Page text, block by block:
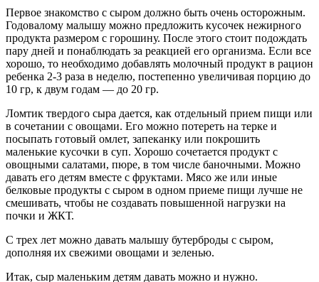
Первое знакомство с сыром должно быть очень осторожным.
Годовалому малышу можно предложить кусочек нежирного
продукта размером с горошину. После этого стоит подождать
пару дней и понаблюдать за реакцией его организма. Если все
хорошо, то необходимо добавлять молочный продукт в рацион
ребенка 2-3 раза в неделю, постепенно увеличивая порцию до
10 гр, к двум годам — до 20 гр.
Ломтик твердого сыра дается, как отдельный прием пищи или
в сочетании с овощами. Его можно потереть на терке и
посыпать готовый омлет, запеканку или покрошить
маленькие кусочки в суп. Хорошо сочетается продукт с
овощными салатами, пюре, в том числе баночными. Можно
давать его детям вместе с фруктами. Мясо же или иные
белковые продукты с сыром в одном приеме пищи лучше не
смешивать, чтобы не создавать повышенной нагрузки на
почки и ЖКТ.
С трех лет можно давать малышу бутерброды с сыром,
дополняя их свежими овощами и зеленью.
Итак, сыр маленьким детям давать можно и нужно.